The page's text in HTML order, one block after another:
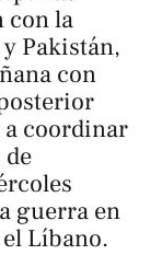
con la
Pakistán,
con
coordinar
guerra en
Líbano.